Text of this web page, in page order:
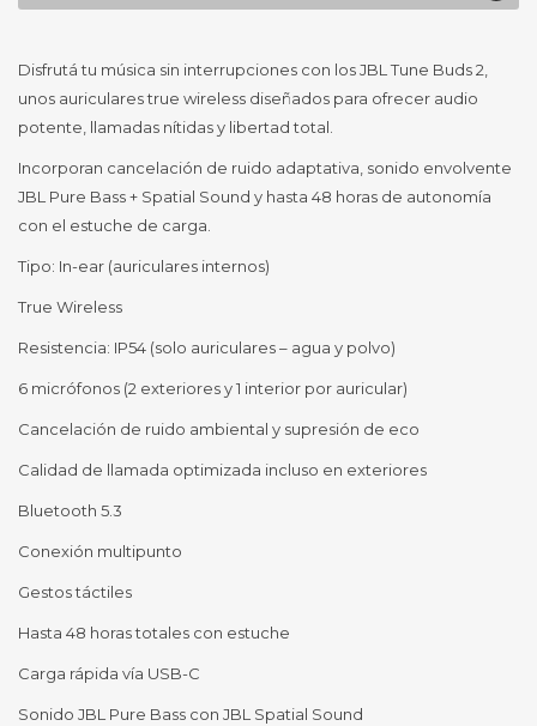
Disfrutá tu música sin interrupciones con los JBL Tune Buds 2,
unos auriculares true wireless diseñados para ofrecer audio
potente, llamadas nítidas y libertad total.
Incorporan cancelación de ruido adaptativa, sonido envolvente
JBL Pure Bass + Spatial Sound y hasta 48 horas de autonomía
con el estuche de carga.
Tipo: In-ear (auriculares internos)
True Wireless
Resistencia: IP54 (solo auriculares – agua y polvo)
6 micrófonos (2 exteriores y 1 interior por auricular)
Cancelación de ruido ambiental y supresión de eco
Calidad de llamada optimizada incluso en exteriores
Bluetooth 5.3
Conexión multipunto
Gestos táctiles
Hasta 48 horas totales con estuche
Carga rápida vía USB-C
Sonido JBL Pure Bass con JBL Spatial Sound